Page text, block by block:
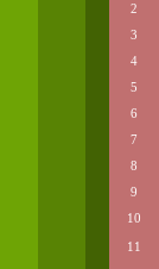
2
3
4
5
6
7
8
9
10
11